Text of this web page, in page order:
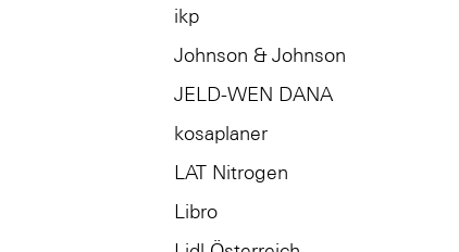
ikp
Johnson & Johnson
JELD-WEN DANA
kosaplaner
LAT Nitrogen
Libro